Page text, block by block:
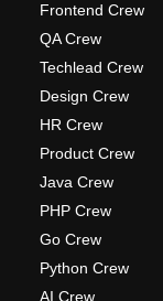
Frontend Crew
QA Crew
Techlead Crew
Design Crew
HR Crew
Product Crew
Java Crew
PHP Crew
Go Crew
Python Crew
AI Crew